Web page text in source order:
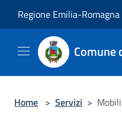
Regione Emilia-Romagna
Comune
Home > Servizi >